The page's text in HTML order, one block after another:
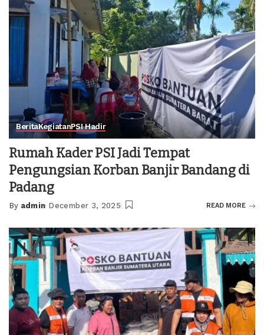
BeritaKegiatanPSI Hadir
Rumah Kader PSI Jadi Tempat
Pengungsian Korban Banjir Bandang di
Padang
Posted
By admin December 3, 2025 READ MORE